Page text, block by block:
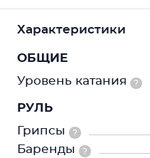
Характеристики
ОБЩИЕ
Уровень катания
?
РУЛЬ
Грипсы
?
Баренды
?